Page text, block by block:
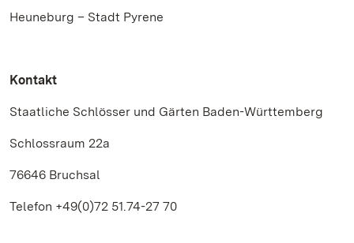
Heuneburg – Stadt Pyrene
Kontakt
Staatliche Schlösser und Gärten Baden-Württemberg
Schlossraum 22a
76646 Bruchsal
Telefon +49(0)72 51.74-27 70